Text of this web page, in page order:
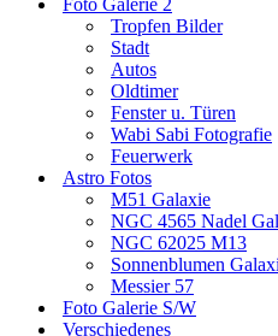
Foto Galerie 2
Tropfen Bilder
Stadt
Autos
Oldtimer
Fenster u. Türen
Wabi Sabi Fotografie
Feuerwerk
Astro Fotos
M51 Galaxie
NGC 4565 Nadel
NGC 62025 M13
Sonnenblumen
Messier 57
Foto Galerie S/W
Verschiedenes